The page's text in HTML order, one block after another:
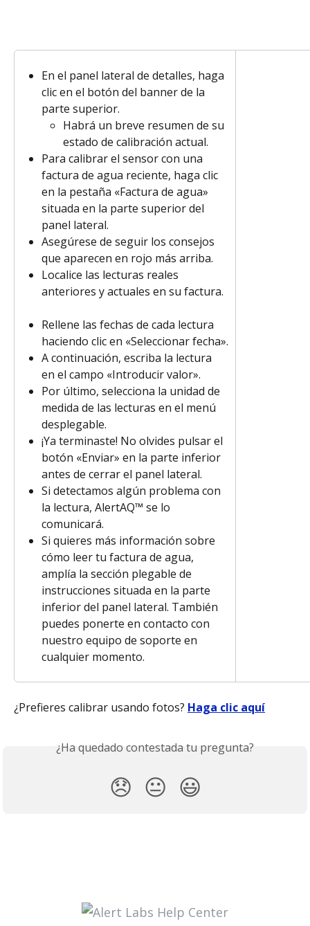
En el panel lateral de detalles, haga
clic en el botón del banner de la
parte superior.
Habrá un breve resumen de su
estado de calibración actual.
Para calibrar el sensor con una
factura de agua reciente, haga clic
en la pestaña «Factura de agua»
situada en la parte superior del
panel lateral.
Asegúrese de seguir los consejos
que aparecen en rojo más arriba.
Localice las lecturas reales
anteriores y actuales en su factura.
Rellene las fechas de cada lectura
haciendo clic en «Seleccionar fecha».
A continuación, escriba la lectura
en el campo «Introducir valor».
Por último, selecciona la unidad de
medida de las lecturas en el menú
desplegable.
¡Ya terminaste! No olvides pulsar el
botón «Enviar» en la parte inferior
antes de cerrar el panel lateral.
Si detectamos algún problema con
la lectura, AlertAQ™ se lo
comunicará.
Si quieres más información sobre
cómo leer tu factura de agua,
amplía la sección plegable de
instrucciones situada en la parte
inferior del panel lateral. También
puedes ponerte en contacto con
nuestro equipo de soporte en
cualquier momento.
¿Prefieres calibrar usando fotos? Haga clic aquí
¿Ha quedado contestada tu pregunta?
😞 😐 😃